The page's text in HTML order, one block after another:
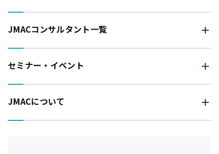
JMACコンサルタント一覧
セミナー・イベント
JMACについて